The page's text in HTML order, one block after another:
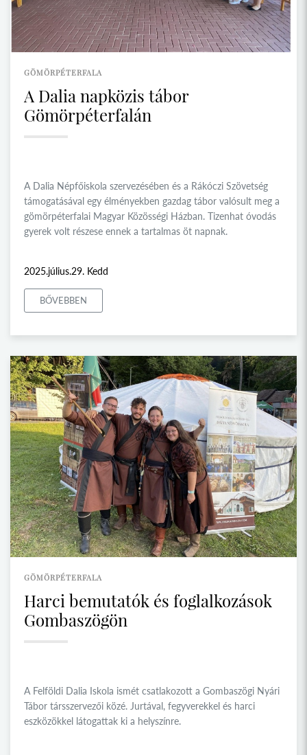
GÖMÖRPÉTERFALA
A Dalia napközis tábor
Gömörpéterfalán
A Dalia Népfőiskola szervezésében és a Rákóczi Szövetség
támogatásával egy élményekben gazdag tábor valósult meg a
gömörpéterfalai Magyar Közösségi Házban. Tizenhat óvodás
gyerek volt részese ennek a tartalmas öt napnak.
2025.július.29. Kedd
BŐVEBBEN
GÖMÖRPÉTERFALA
Harci bemutatók és foglalkozások
Gombaszögön
A Felföldi Dalia Iskola ismét csatlakozott a Gombaszögi Nyári
Tábor társszervezői közé. Jurtával, fegyverekkel és harci
eszközökkel látogattak ki a helyszínre.